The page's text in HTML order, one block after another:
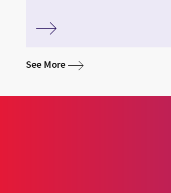
See Moremedia